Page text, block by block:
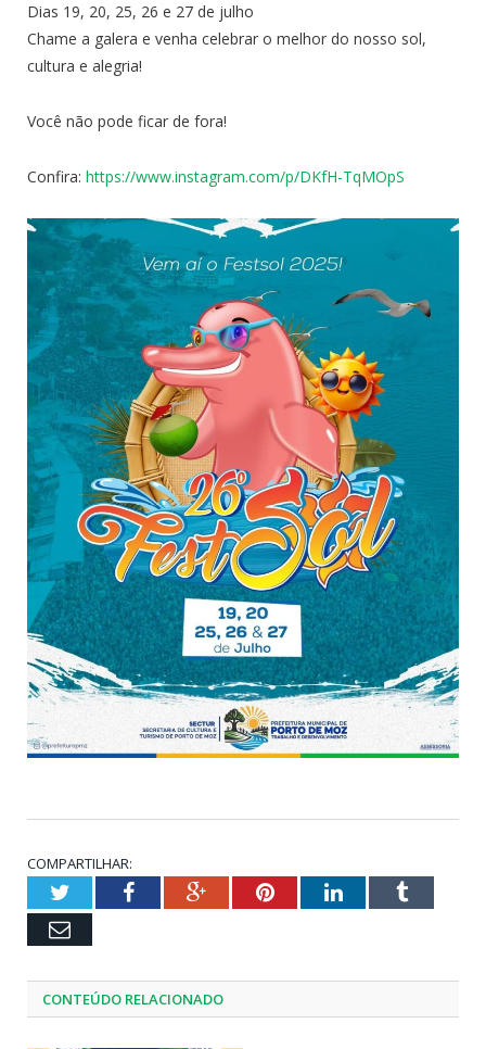
Dias 19, 20, 25, 26 e 27 de julho
Chame a galera e venha celebrar o melhor do nosso sol,
cultura e alegria!
Você não pode ficar de fora!
Confira: https://www.instagram.com/p/DKfH-TqMOpS
COMPARTILHAR:
TwitterFacebookGoogle+PinterestLinkedInTumblr
Email
CONTEÚDO RELACIONADO